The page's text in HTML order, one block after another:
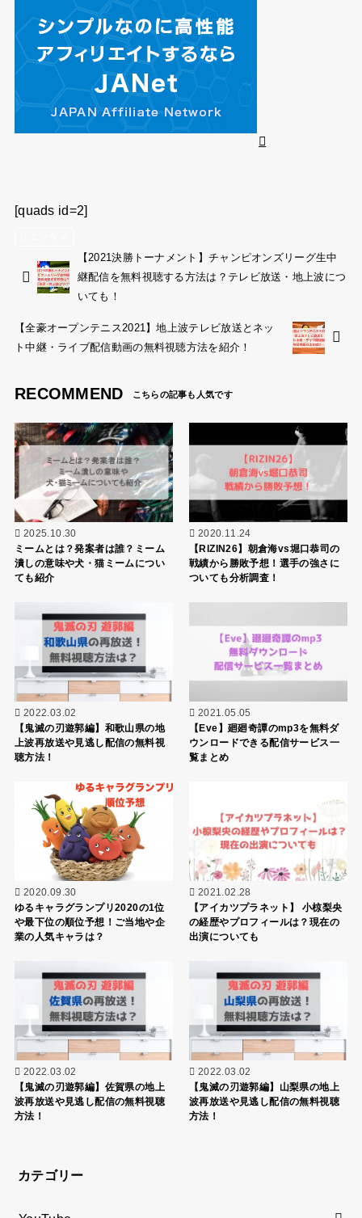
[quads id=2]
【2021決勝トーナメント】チャンピオンズリーグ生中
継配信を無料視聴する方法は？テレビ放送・地上波につ
いても！
【全豪オープンテニス2021】地上波テレビ放送とネッ
ト中継・ライブ配信動画の無料視聴方法を紹介！
RECOMMEND
2025.10.30
ミームとは？発案者は誰？ミーム
潰しの意味や犬・猫ミームについ
ても紹介
2020.11.24
【RIZIN26】朝倉海vs堀口恭司の
戦績から勝敗予想！選手の強さに
ついても分析調査！
2022.03.02
【鬼滅の刃遊郭編】和歌山県の地
上波再放送や見逃し配信の無料視
聴方法！
2021.05.05
【Eve】廻廻奇譚のmp3を無料ダ
ウンロードできる配信サービス一
覧まとめ
2020.09.30
ゆるキャラグランプリ2020の1位
や最下位の順位予想！ご当地や企
業の人気キャラは？
2021.02.28
【アイカツプラネット】 小椋梨央
の経歴やプロフィールは？現在の
出演についても
2022.03.02
【鬼滅の刃遊郭編】佐賀県の地上
波再放送や見逃し配信の無料視聴
方法！
2022.03.02
【鬼滅の刃遊郭編】山梨県の地上
波再放送や見逃し配信の無料視聴
方法！
カテゴリー